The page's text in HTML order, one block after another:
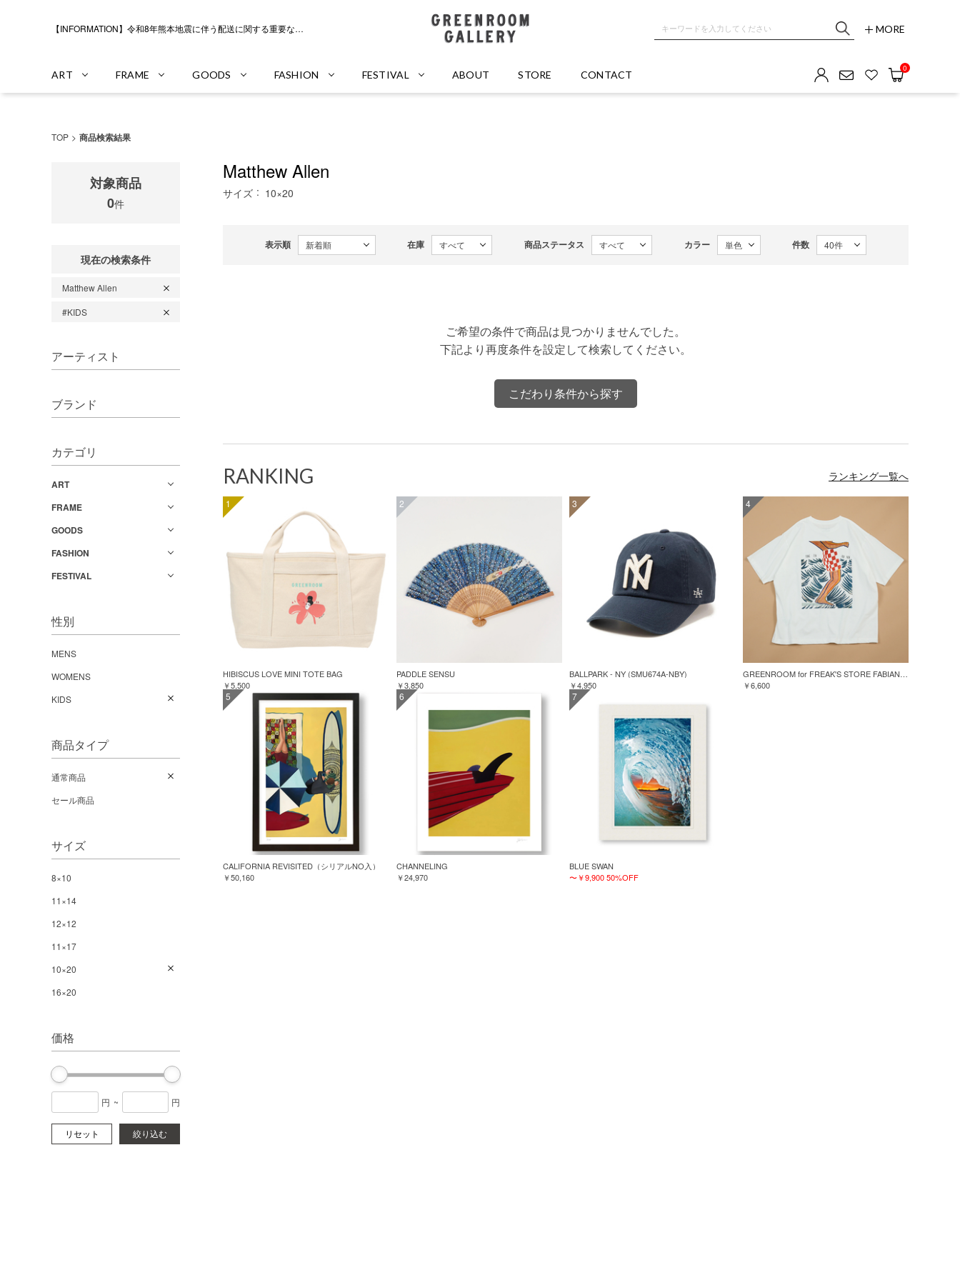
【INFORMATION】令和8年熊本地震に伴う配送に関する重要なお知らせ
MORE
ART FRAME GOODS FASHION FESTIVAL ABOUT STORE CONTACT
0
TOP 商品検索結果
対象商品
0件
現在の検索条件
Matthew Allen
#KIDS
アーティスト
ブランド
カテゴリ
ART
FRAME
GOODS
FASHION
FESTIVAL
性別
MENS
WOMENS
KIDS
商品タイプ
通常商品
セール商品
サイズ
8×10
11×14
12×12
11×17
10×20
16×20
価格
円 ~ 円
リセット 絞り込む
Matthew Allen
サイズ 10×20
表示順 在庫 商品ステータス カラー 件数
ご希望の条件で商品は見つかりませんでした。
下記より再度条件を設定して検索してください。
こだわり条件から探す
RANKING ランキング一覧へ
1
HIBISCUS LOVE MINI TOTE BAG
￥5,500
2
PADDLE SENSU
￥3,850
3
BALLPARK - NY (SMU674A-NBY)
￥4,950
4
GREENROOM for FREAK'S STORE FABIAN LAVATER S/S TEE
￥6,600
5
CALIFORNIA REVISITED（シリアルNO入）
￥50,160
6
CHANNELING
￥24,970
7
BLUE SWAN
〜￥9,90050%OFF